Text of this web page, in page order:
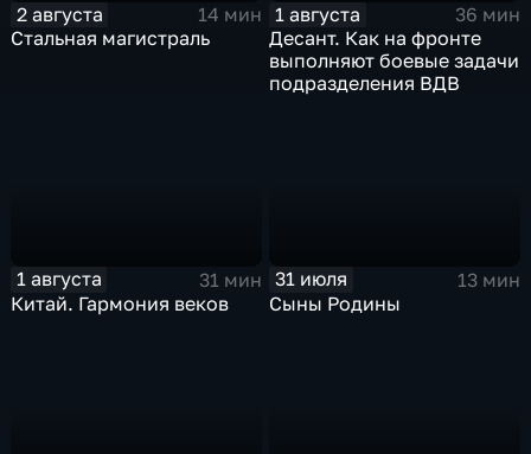
2 августа
14 мин
Стальная магистраль
1 августа
36 мин
Десант. Как на фронте
выполняют боевые задачи
подразделения ВДВ
1 августа
31 мин
Китай. Гармония веков
31 июля
13 мин
Сыны Родины